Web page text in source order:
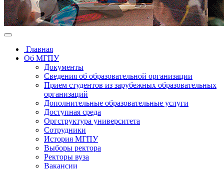
Главная
Об МГПУ
Документы
Сведения об образовательной организации
Прием студентов из зарубежных образовательных
организаций
Дополнительные образовательные услуги
Доступная среда
Оргструктура университета
Сотрудники
История МГПУ
Выборы ректора
Ректоры вуза
Вакансии